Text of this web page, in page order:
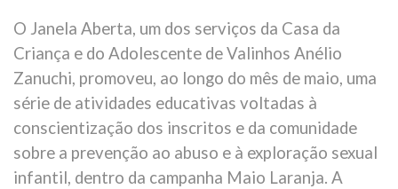
O Janela Aberta, um dos serviços da Casa da
Criança e do Adolescente de Valinhos Anélio
Zanuchi, promoveu, ao longo do mês de maio, uma
série de atividades educativas voltadas à
conscientização dos inscritos e da comunidade
sobre a prevenção ao abuso e à exploração sexual
infantil, dentro da campanha Maio Laranja. A